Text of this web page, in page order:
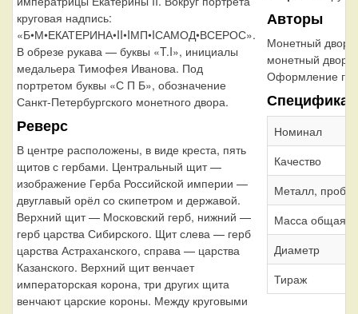
круговая надпись:
«Б•М•ЕКАТЕРИНА•II•IМП•IСАМОД•ВСЕРОС».
В обрезе рукава — буквы «T.I», инициалы
медальера Тимофея Иванова. Под
портретом буквы «С П Б», обозначение
Санкт-Петербургского монетного двора.
Реверс
В центре расположены, в виде креста, пять
щитов с гербами. Центральный щит —
изображение Герба Российской империи —
двуглавый орёл со скипетром и державой.
Верхний щит — Московский герб, нижний —
герб царства Сибирского. Щит слева — герб
царства Астраханского, справа — царства
Казанского. Верхний щит венчает
императорская корона, три других щита
венчают царские короны. Между круговыми
Авторы
Монетный двор:
монетный двор
Оформление
Номинал
Качество
Металл, проба
Масса общая
Диаметр
Тираж